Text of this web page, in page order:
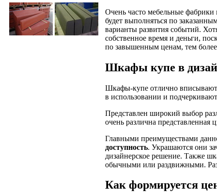
Очень часто мебельные фабрики
будет выполняться по
варианты развития событий.
собственное время и деньги,
по завышенным ценам, тем более
Шкафы купе в
Шкафы-купе отлично
в использовании и
Представлен широкий выбор
очень различна представленная
Главными преимуществами
доступность. Украшаются они
дизайнерское решение. Также
обычными или раздвижными.
Как формируется